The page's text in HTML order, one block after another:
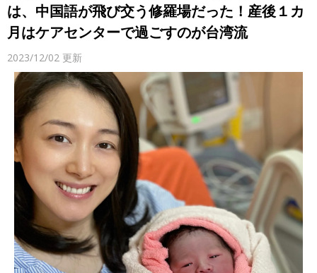
は、中国語が飛び交う修羅場だった！産後１カ
月はケアセンターで過ごすのが台湾流
2023/12/02 更新